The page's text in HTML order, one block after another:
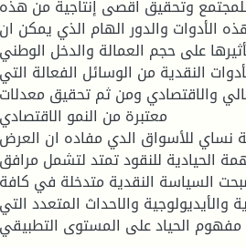
وتحقيق اقصى إنتاجية من هذه
الأدوات والدور الهام الذي يمكن ان
على حجم العمالة والدخل الوطني
النقدية من الوسائل الفعالة التي
والاقتصادي ومن ثم تحقيق معدلات
معتبرة من النمو الاقتصادي
نساي للأسواق الدي مفاده ان العرض
الحيادية للنقود تمتد لتشمل مرافق
السياسة النقدية متدخلة في كافة
والأيديولوجية والاحداث المتعدد التي